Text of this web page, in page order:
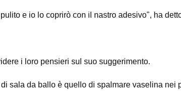
e io lo coprirò con il nastro adesivo", ha
i loro pensieri sul suo suggerimento.
sala da ballo è quello di spalmare vaselina